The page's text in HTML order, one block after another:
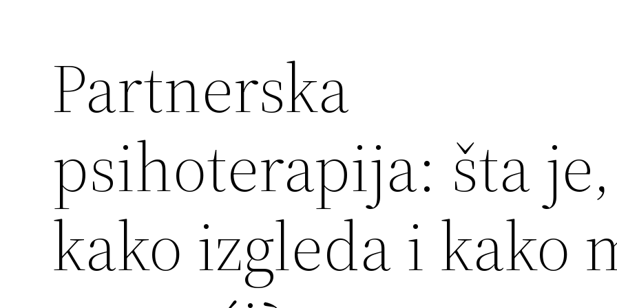
Partnerska
psihoterapija: šta je,
kako izgleda i kako